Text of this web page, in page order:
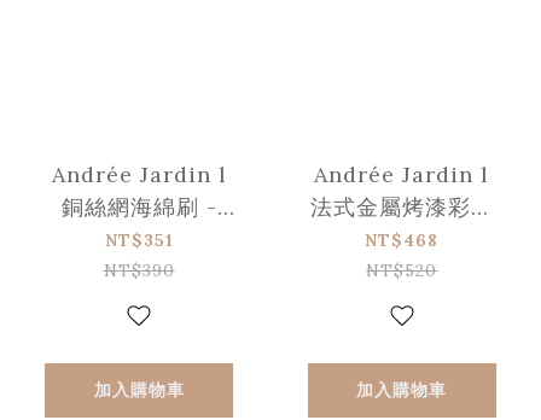
Andrée Jardin l
銅絲網海綿刷 -
10cm x 7cm x
3cm
NT$351
NT$390
加入購物車
Andrée Jardin l
法式金屬烤漆彩顏
碗盤/鍋刷 (不含刷
頭)
NT$468
NT$520
加入購物車